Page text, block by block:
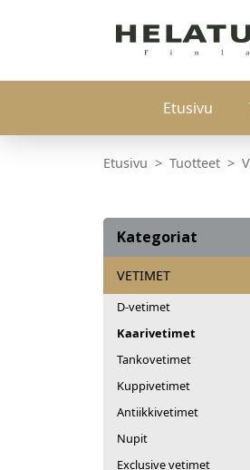
Etusivu
Etusivu Tuotteet
Kategoriat
VETIMET
D-vetimet
Kaarivetimet
Tankovetimet
Kuppivetimet
Antiikkivetimet
Nupit
Exclusive vetimet